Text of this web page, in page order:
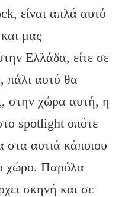
είναι απλά αυτό
μας
Ελλάδα, είτε σε
πάλι αυτό θα
στην χώρα αυτή, η
spotlight οπότε
στα αυτιά κάποιου
χώρο. Παρόλα
σκηνή και σε